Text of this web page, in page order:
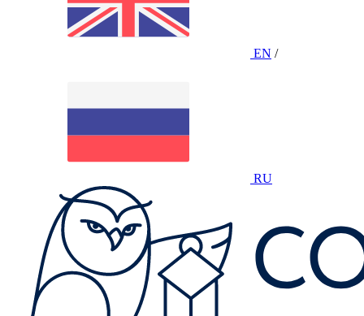
EN /
RU